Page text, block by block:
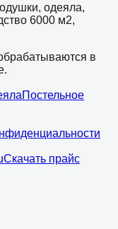
одеяла,
6000 м2,
в
Постельное
Скачать прайс